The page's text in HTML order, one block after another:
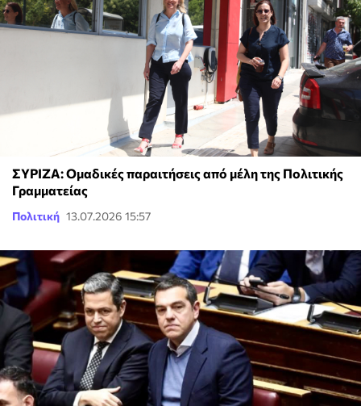
ΣΥΡΙΖΑ: Ομαδικές παραιτήσεις από μέλη της Πολιτικής
Γραμματείας
Πολιτική 13.07.2026 15:57